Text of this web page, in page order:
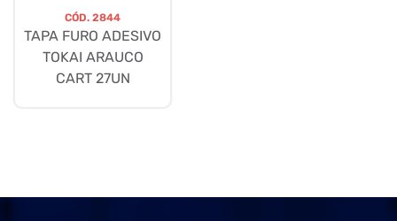
CÓD. 2844
TAPA FURO ADESIVO
TOKAI ARAUCO
CART 27UN